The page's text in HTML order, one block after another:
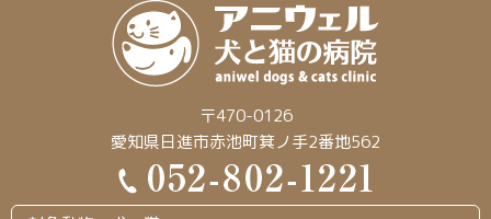
〒470-0126
愛知県日進市赤池町箕ノ手2番地562